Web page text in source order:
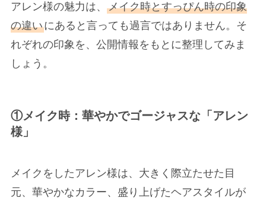
アレン様の魅力は、 メイク時とすっぴん時の印象
の違いにあると言っても過言ではありません。そ
れぞれの印象を、公開情報をもとに整理してみま
しょう。
①メイク時：華やかでゴージャスな「アレン
様」
メイクをしたアレン様は、大きく際立たせた目
元、華やかなカラー、盛り上げたヘアスタイルが